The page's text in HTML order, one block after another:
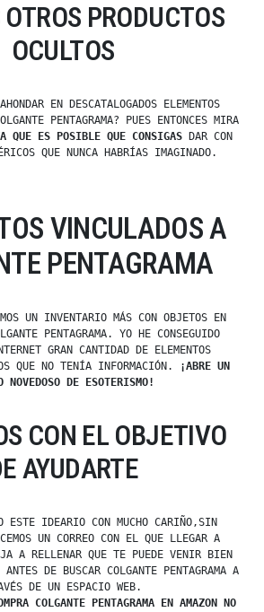
PRODUCTOS
OCULTOS
EN DESCATALOGADOS ELEMENTOS
PENTAGRAMA? PUES ENTONCES MIRA
QUE ES POSIBLE QUE CONSIGAS DAR CON
QUE NUNCA HABRÍAS IMAGINADO.
VINCULADOS A
PENTAGRAMA
UN INVENTARIO MÁS CON OBJETOS EN
PENTAGRAMA. YO HE CONSEGUIDO
GRAN CANTIDAD DE ELEMENTOS
QUE NO TENÍA INFORMACIÓN.
¡ABRE UN
NOVEDOSO DE ESOTERISMO!
CON EL OBJETIVO
AYUDARTE
ESTE IDEARIO CON MUCHO CARIÑO,SIN
UN CORREO CON EL QUE LLEGAR A
A RELLENAR QUE TE PUEDE VENIR BIEN
ANTES DE BUSCAR COLGANTE PENTAGRAMA A
DE UN ESPACIO WEB.
COLGANTE PENTAGRAMA EN AMAZON NO